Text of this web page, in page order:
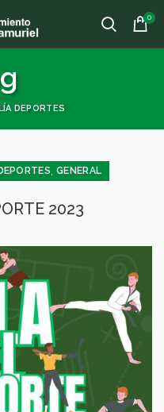
0
DEPORTES
GENERAL
2023